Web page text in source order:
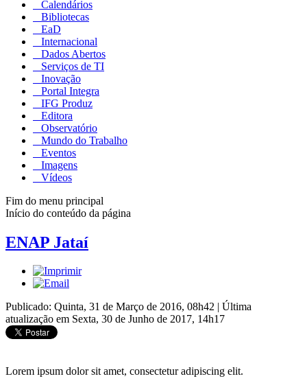
Calendários
Bibliotecas
EaD
Internacional
Dados Abertos
Serviços de TI
Inovação
Portal Integra
IFG Produz
Editora
Observatório
Mundo do Trabalho
Eventos
Imagens
Vídeos
Fim do menu principal
Início do conteúdo da página
ENAP Jataí
Publicado: Quinta, 31 de Março de 2016, 08h42 | Última
atualização em Sexta, 30 de Junho de 2017, 14h17
Lorem ipsum dolor sit amet, consectetur adipiscing elit.